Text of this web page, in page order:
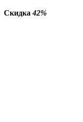
Скидка42%